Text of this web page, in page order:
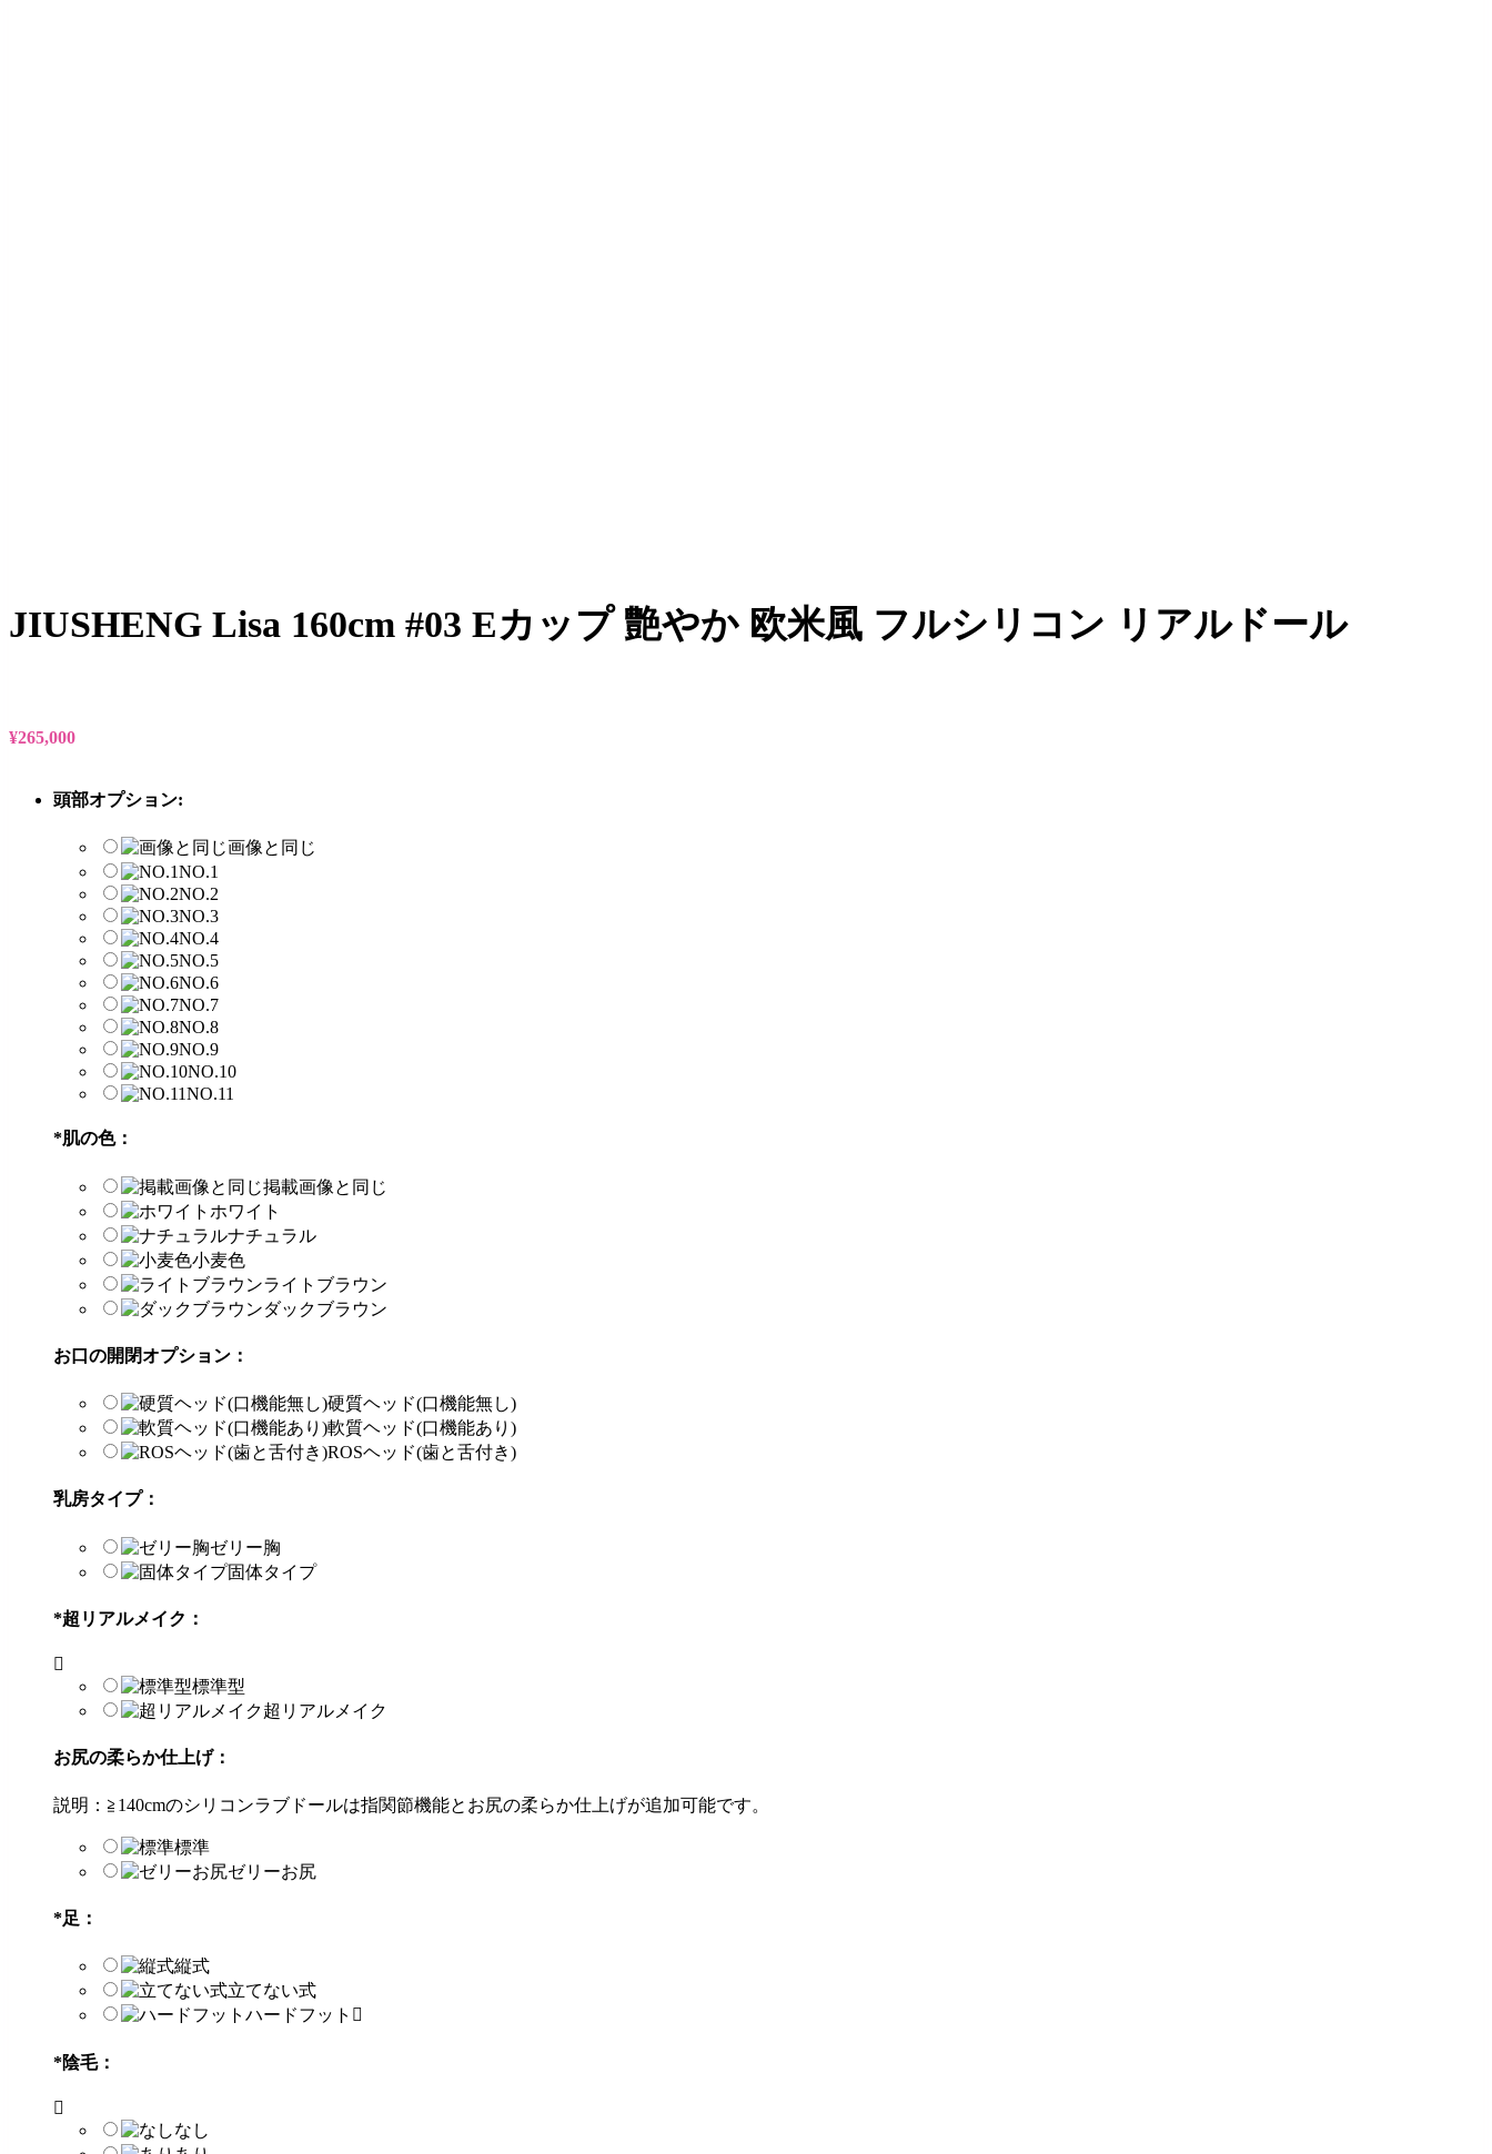
JIUSHENG Lisa 160cm #03 Eカップ 艶やか 欧米風 フルシリコン リアルドール
¥265,000
頭部オプション:
画像と同じ
NO.1
NO.2
NO.3
NO.4
NO.5
NO.6
NO.7
NO.8
NO.9
NO.10
NO.11
*肌の色：
掲載画像と同じ
ホワイト
ナチュラル
小麦色
ライトブラウン
ダックブラウン
お口の開閉オプション：
硬質ヘッド(口機能無し)
軟質ヘッド(口機能あり)
ROSヘッド(歯と舌付き)
乳房タイプ：
ゼリー胸
固体タイプ
*超リアルメイク：
標準型
超リアルメイク
お尻の柔らか仕上げ：
説明：≧140cmのシリコンラブドールは指関節機能とお尻の柔らか仕上げが追加可能です。
標準
ゼリーお尻
*足：
縦式
立てない式
ハードフット
*陰毛：
なし